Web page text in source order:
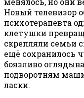
Новый телевизор
психотерапевта
клетушки
скрепляли семьи
ещё сохранилось
боязливо
подворотням
ласки.